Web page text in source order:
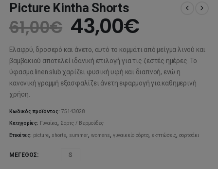
Picture Kintha Shorts
61,00€ Original
price
was:
61,00€.
43,00€Η
τιμή
είναι:
Ελαφρύ, δροσερό και άνετο, αυτό το κομμάτι από μείγμα λινού και
βαμβακιού αποτελεί ιδανική επιλογή για τις ζεστές ημέρες. Το
ύφασμα linen slub χαρίζει φυσική υφή και διαπνοή, ενώ η
κανονική γραμμή εξασφαλίζει άνετη εφαρμογή για καθημερινή
χρήση.
Κωδικός προϊόντος:75143028
Κατηγορίες: Γυναίκα, Σορτς / Βερμούδες
Ετικέτες: picture, shorts, summer,womens,γυναικείο σόρτσ, εκπτώσεις,σορτσάκι
ΜΈΓΕΘΟΣ S